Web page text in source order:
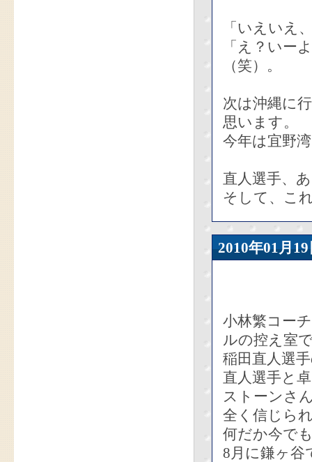
「いえいえ
「え？いー
（笑）。
次は沖縄に
思います。
今年は宜野
直人選手、
そして、こ
2010年01
小林繁コー
ルの控え室
稲田直人選
直人選手と
ストーンさ
全く信じら
何だか今で
8月に鎌ヶ谷